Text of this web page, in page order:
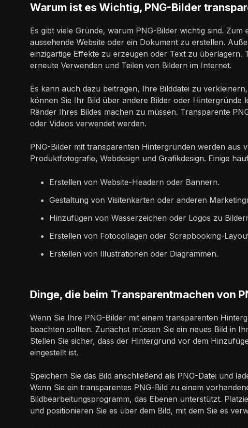
Warum ist es Wichtig, PNG-Bilder
Es gibt viele Gründe, warum PNG-Bilder wichtig sind.
aussehende Website oder ein Dokument zu erstellen.
einzigartige Effekte zu erzeugen oder Text zu überlagern.
erneute Verwenden und Teilen von Bildern im Internet.
Es kann auch dazu beitragen, Ihre Bilddatei zu
können Sie Ihr Bild über andere Bilder oder Hintergründe
Ränder Ihres Bildes machen zu müssen. Transparente
oder Videos verwendet werden.
PNG-Bilder mit transparenten Hintergründen werden aus
Produktfotografie, Webdesign und Grafikdesign. Einige
Erstellen von Website-Headern oder Bannern.
Gestaltung von Visitenkarten oder anderen
Hinzufügen von Wasserzeichen oder Logos zu
Erstellen von Fotocollagen oder Scrapbooking-
Erstellen von Illustrationen oder Diagrammen.
Dinge, die beim Transparentmachen von
Wenn Sie Ihre PNG-Bilder mit einem transparenten
beachten sollten. Zunächst müssen Sie ein neues Bild in
Stellen Sie sicher, dass der Hintergrund vor dem
eingestellt ist.
Speichern Sie das Bild anschließend als PNG-Datei und
Wenn Sie ein transparentes PNG-Bild zu einem
Bildbearbeitungsprogramm, das Ebenen unterstützt.
und positionieren Sie es über dem Bild, mit dem Sie es